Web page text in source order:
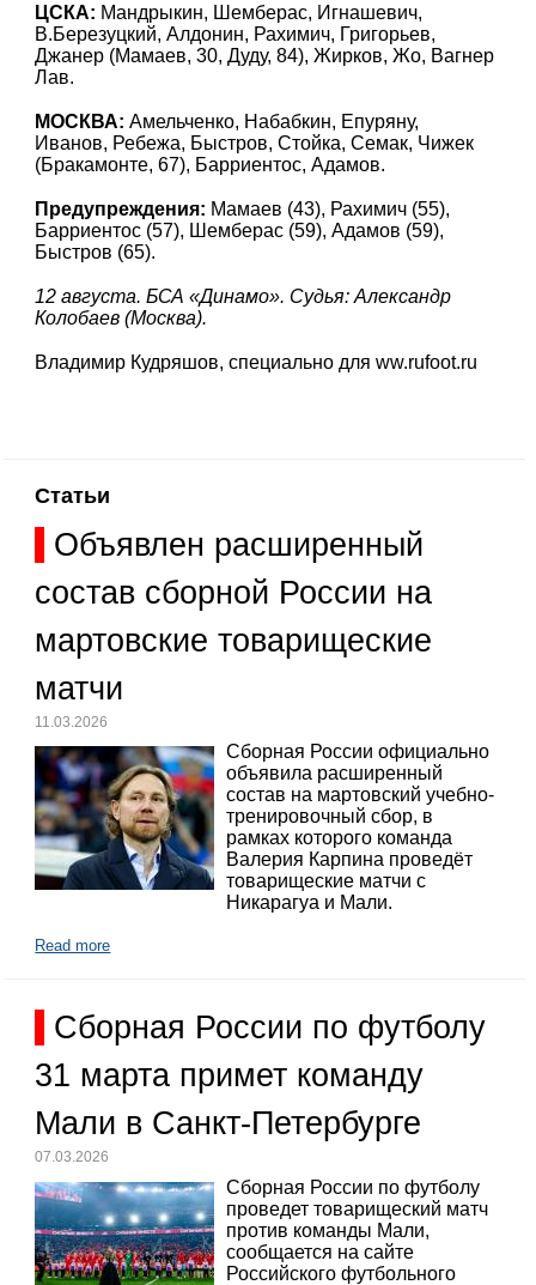
ЦСКА: Мандрыкин, Шемберас, Игнашевич,
В.Березуцкий, Алдонин, Рахимич, Григорьев,
Джанер (Мамаев, 30, Дуду, 84), Жирков, Жо, Вагнер
Лав.
МОСКВА: Амельченко, Набабкин, Епуряну,
Иванов, Ребежа, Быстров, Стойка, Семак, Чижек
(Бракамонте, 67), Барриентос, Адамов.
Предупреждения: Мамаев (43), Рахимич (55),
Барриентос (57), Шемберас (59), Адамов (59),
Быстров (65).
12 августа. БСА «Динамо». Судья: Александр
Колобаев (Москва).
Владимир Кудряшов, специально для ww.rufoot.ru
Статьи
Объявлен расширенный
состав сборной России на
мартовские товарищеские
матчи
11.03.2026
Сборная России официально
объявила расширенный
состав на мартовский учебно-
тренировочный сбор, в
рамках которого команда
Валерия Карпина проведёт
товарищеские матчи с
Никарагуа и Мали.
Read more
Сборная России по футболу
31 марта примет команду
Мали в Санкт-Петербурге
07.03.2026
Сборная России по футболу
проведет товарищеский матч
против команды Мали,
сообщается на сайте
Российского футбольного